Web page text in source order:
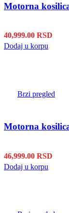
Motorna
40,999.00 RSD
Dodaj u korpu
Brzi pregled
Motorna
46,999.00 RSD
Dodaj u korpu